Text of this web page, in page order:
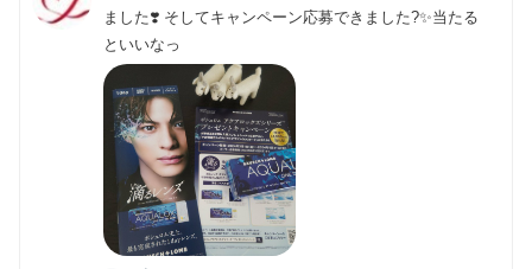
ました❣️ そしてキャンペーン応募できました?✨当たる
といいなっ